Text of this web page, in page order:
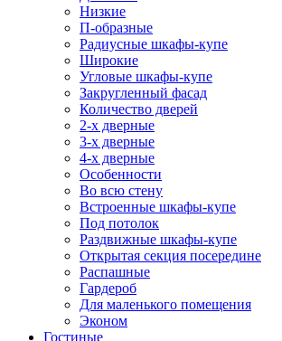
Низкие
П-образные
Радиусные шкафы-купе
Широкие
Угловые шкафы-купе
Закругленный фасад
Количество дверей
2-х дверные
3-х дверные
4-х дверные
Особенности
Во всю стену
Встроенные шкафы-купе
Под потолок
Раздвижные шкафы-купе
Открытая секция посередине
Распашные
Гардероб
Для маленького помещения
Эконом
Гостиные